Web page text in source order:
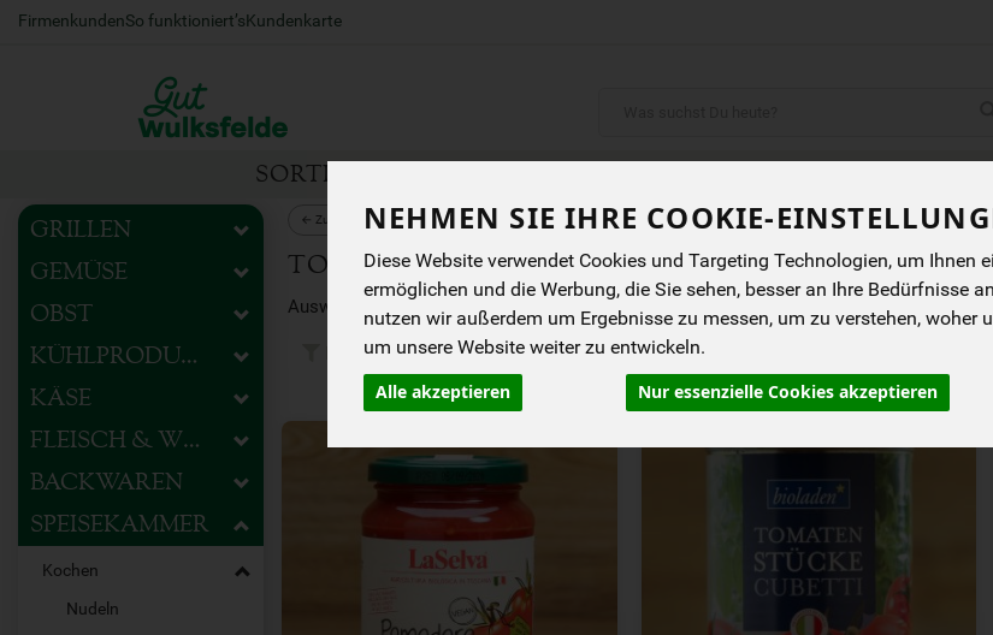
NEHMEN SIE IHRE COOKIE-
Diese Website verwendet Cookies und Targeting Technologien, um Ihnen
ermöglichen und die Werbung, die Sie sehen, besser an Ihre Bedürfnisse
nutzen wir außerdem um Ergebnisse zu messen, um zu verstehen, woher
um unsere Website weiter zu entwickeln.
Alle akzeptieren Nur essenzielle Cookies akzeptieren
FirmenkundenSo funktioniert’sKundenkarte
SORTIMENT
GRILLEN
GEMÜSE
OBST
KÜHLPRODUKTE
KÄSE
FLEISCH & WURST
BACKWAREN
SPEISEKAMMER
Kochen
Nudeln
← Zurück zu Kochen
TOMATENPRODUKTE
Hersteller Ernährung Allergene
340 g 400 g